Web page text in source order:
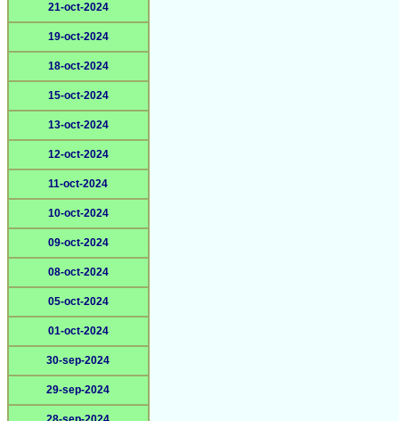
21-oct-2024
19-oct-2024
18-oct-2024
15-oct-2024
13-oct-2024
12-oct-2024
11-oct-2024
10-oct-2024
09-oct-2024
08-oct-2024
05-oct-2024
01-oct-2024
30-sep-2024
29-sep-2024